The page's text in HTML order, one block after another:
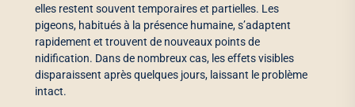
elles restent souvent temporaires et partielles. Les
pigeons, habitués à la présence humaine, s’adaptent
rapidement et trouvent de nouveaux points de
nidification. Dans de nombreux cas, les effets visibles
disparaissent après quelques jours, laissant le problème
intact.